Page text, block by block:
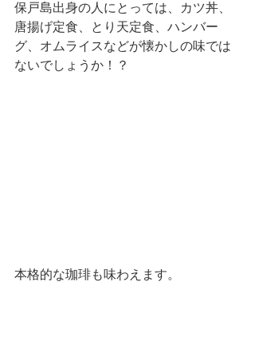
保戸島出身の人にとっては、カツ丼、
唐揚げ定食、とり天定食、ハンバー
グ、オムライスなどが懐かしの味では
ないでしょうか！？
本格的な珈琲も味わえます。